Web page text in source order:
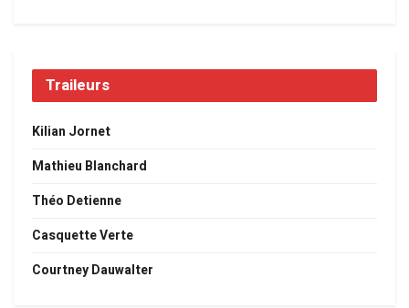
Traileurs
Kilian Jornet
Mathieu Blanchard
Théo Detienne
Casquette Verte
Courtney Dauwalter